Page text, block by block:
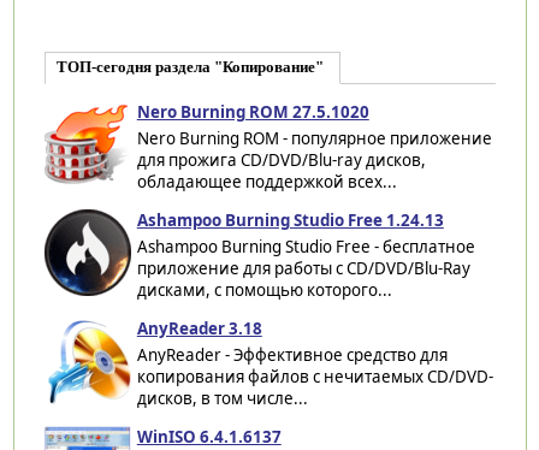
ТОП-сегодня раздела "Копирование"
Nero Burning ROM 27.5.1020
Nero Burning ROM - популярное приложение
для прожига CD/DVD/Blu-ray дисков,
обладающее поддержкой всех...
Ashampoo Burning Studio Free 1.24.13
Ashampoo Burning Studio Free - бесплатное
приложение для работы с CD/DVD/Blu-Ray
дисками, с помощью которого...
AnyReader 3.18
AnyReader - Эффективное средство для
копирования файлов с нечитаемых CD/DVD-
дисков, в том числе...
WinISO 6.4.1.6137